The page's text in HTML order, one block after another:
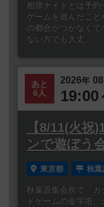
相席ナイトとは予約
ゲームを遊んだこ
の都合がつかなく
ない方でも大丈...
あと
6人
2026年 08
19:00
【8/11(火祝
ンで遊ぼう
東京都 秋葉
秋葉原集会所で「
ドゲームの金字塔